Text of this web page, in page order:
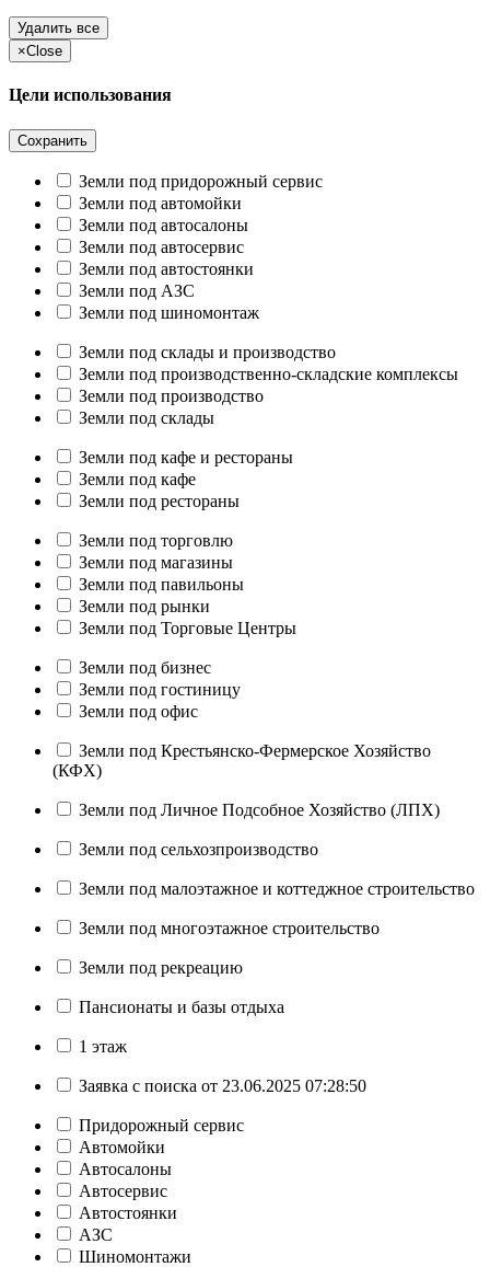
Удалить все
×Close
Цели использования
Сохранить
Земли под придорожный сервис
Земли под автомойки
Земли под автосалоны
Земли под автосервис
Земли под автостоянки
Земли под АЗС
Земли под шиномонтаж
Земли под склады и производство
Земли под производственно-складские комплексы
Земли под производство
Земли под склады
Земли под кафе и рестораны
Земли под кафе
Земли под рестораны
Земли под торговлю
Земли под магазины
Земли под павильоны
Земли под рынки
Земли под Торговые Центры
Земли под бизнес
Земли под гостиницу
Земли под офис
Земли под Крестьянско-Фермерское Хозяйство
(КФХ)
Земли под Личное Подсобное Хозяйство (ЛПХ)
Земли под сельхозпроизводство
Земли под малоэтажное и коттеджное строительство
Земли под многоэтажное строительство
Земли под рекреацию
Пансионаты и базы отдыха
1 этаж
Заявка с поиска от 23.06.2025 07:28:50
Придорожный сервис
Автомойки
Автосалоны
Автосервис
Автостоянки
АЗС
Шиномонтажи